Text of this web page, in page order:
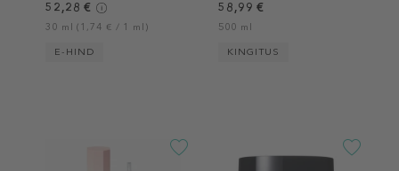
52,28 €
30 ml (1,74 € / 1 ml)
E-HIND
58,99 €
500 ml
KINGITUS